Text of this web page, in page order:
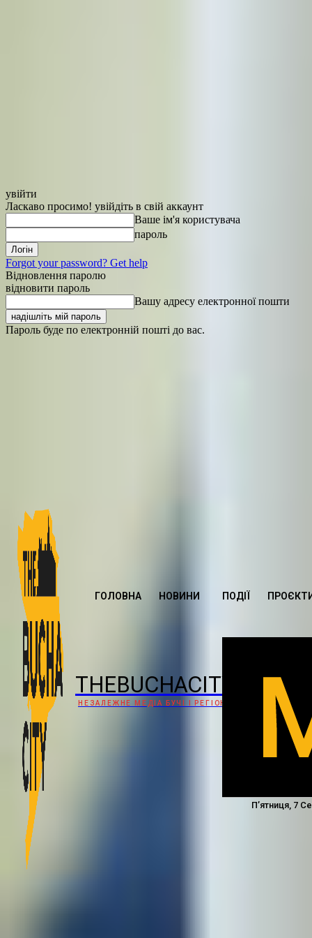
увійти
Ласкаво просимо! увійдіть в свій аккаунт
Ваше ім'я користувача
пароль
Forgot your password? Get help
Відновлення паролю
відновити пароль
Вашу адресу електронної пошти
Пароль буде по електронній пошті до вас.
THEBUCHACITY
НЕЗАЛЕЖНЕ МЕДІА БУЧІ І РЕГІОНУ
ГОЛОВНА НОВИНИ ПОДІЇ
П’ятниця, 7